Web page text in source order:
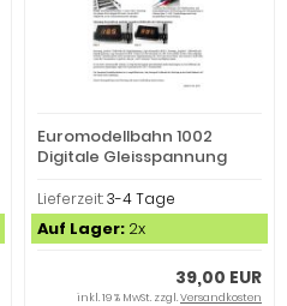
Euromodellbahn 1002
Digitale Gleisspannung
Lieferzeit:3-4 Tage
Auf Lager: 2x
39,00 EUR
inkl. 19 % MwSt. zzgl.Versandkosten